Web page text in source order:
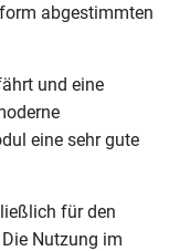
abgestimmten
und eine
eine sehr gute
für den
Nutzung im